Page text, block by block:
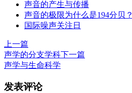
声音的产生与传播
声音的极限为什么是194分贝？
国际噪声关注日
上一篇
声学的分支学科下一篇
声学与生命科学
发表评论